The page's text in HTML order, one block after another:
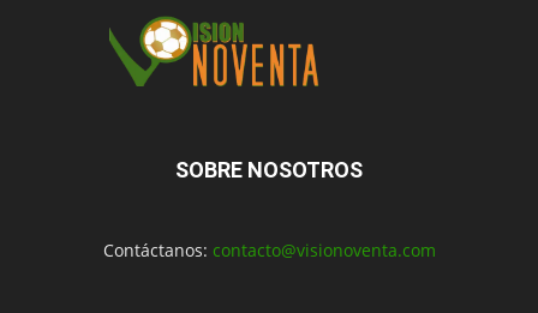
SOBRE NOSOTROS
Contáctanos: contacto@visionoventa.com